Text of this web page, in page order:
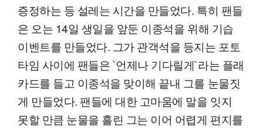
증정하는 등 설레는 시간을 만들었다. 특히 팬들
은 오는 14일 생일을 앞둔 이종석을 위해 기습
이벤트를 만들었다. 그가 관객석을 등지는 포토
타임 사이에 팬들은 `언제나 기다릴게`라는 플래
카드를 들고 이종석을 맞이해 끝내 그를 눈물짓
게 만들었다. 팬들에 대한 고마움에 말을 잇지
못할 만큼 눈물을 흘린 그는 이어 어렵게 편지를